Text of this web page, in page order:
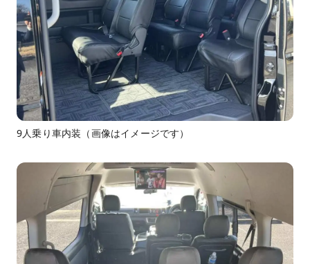
9人乗り車内装（画像はイメージです）